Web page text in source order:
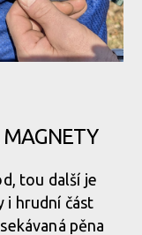
tou další je
i hrudní část
pěna